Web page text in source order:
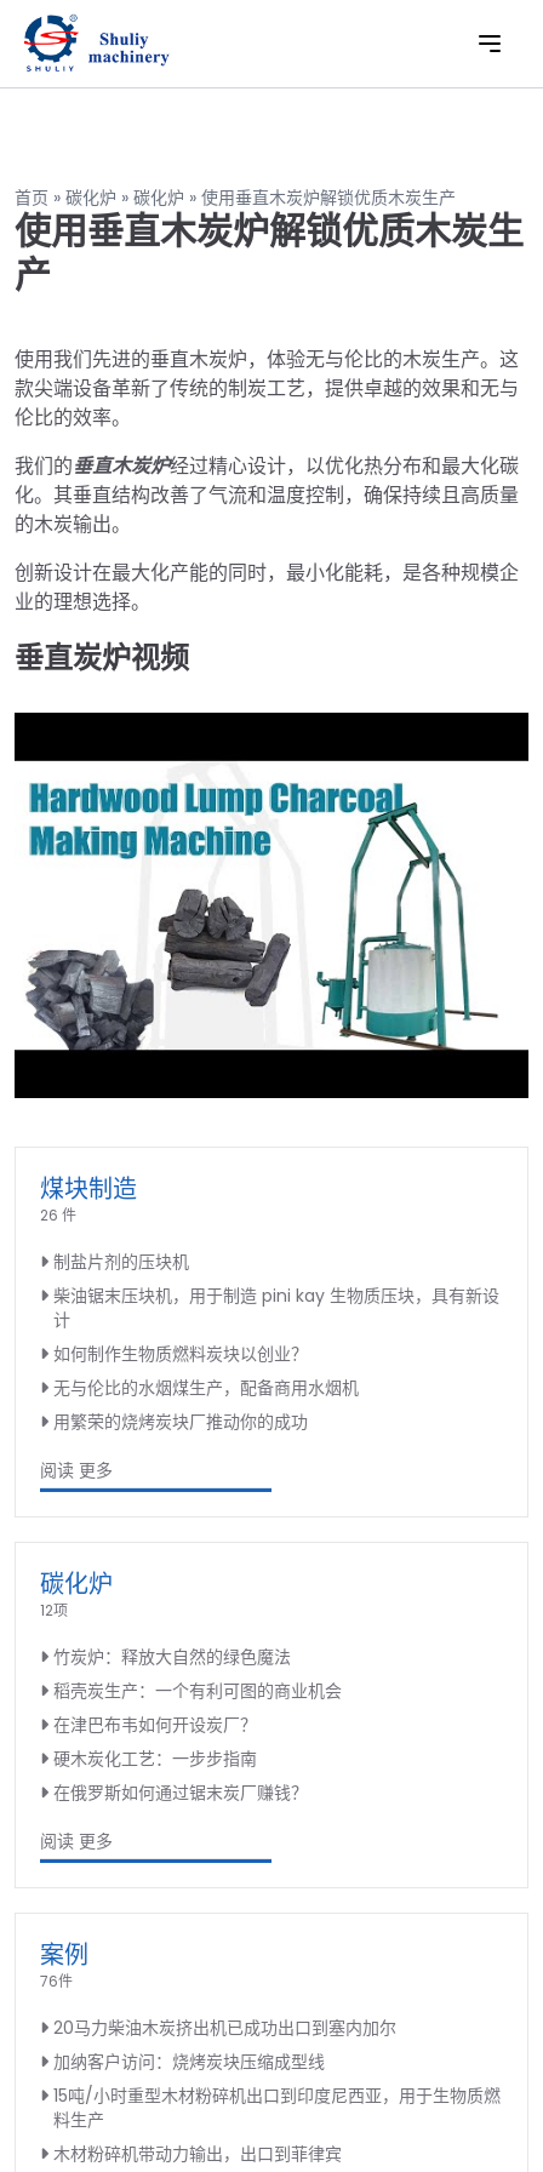
首页 » 碳化炉 » 碳化炉 » 使用垂直木炭炉解锁优质木炭生产
使用垂直木炭炉解锁优质木炭生
产
使用我们先进的垂直木炭炉，体验无与伦比的木炭生产。这
款尖端设备革新了传统的制炭工艺，提供卓越的效果和无与
伦比的效率。
我们的垂直木炭炉经过精心设计，以优化热分布和最大化碳
化。其垂直结构改善了气流和温度控制，确保持续且高质量
的木炭输出。
创新设计在最大化产能的同时，最小化能耗，是各种规模企
业的理想选择。
垂直炭炉视频
煤块制造
26 件
制盐片剂的压块机
柴油锯末压块机，用于制造 pini kay 生物质压块，具有新设
计
如何制作生物质燃料炭块以创业？
无与伦比的水烟煤生产，配备商用水烟机
用繁荣的烧烤炭块厂推动你的成功
阅读 更多
碳化炉
12项
竹炭炉：释放大自然的绿色魔法
稻壳炭生产：一个有利可图的商业机会
在津巴布韦如何开设炭厂？
硬木炭化工艺：一步步指南
在俄罗斯如何通过锯末炭厂赚钱？
阅读 更多
案例
76件
20马力柴油木炭挤出机已成功出口到塞内加尔
加纳客户访问：烧烤炭块压缩成型线
15吨/小时重型木材粉碎机出口到印度尼西亚，用于生物质燃
料生产
木材粉碎机带动力输出，出口到菲律宾